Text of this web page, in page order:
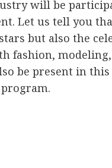
will be
Let us tell you
but also the
fashion,
be present in this